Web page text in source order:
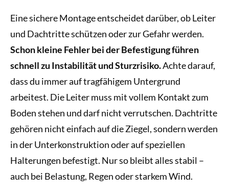
Eine sichere Montage entscheidet darüber, ob Leiter
und Dachtritte schützen oder zur Gefahr werden.
Schon kleine Fehler bei der Befestigung führen
schnell zu Instabilität und Sturzrisiko.Achte darauf,
dass du immer auf tragfähigem Untergrund
arbeitest. Die Leiter muss mit vollem Kontakt zum
Boden stehen und darf nicht verrutschen. Dachtritte
gehören nicht einfach auf die Ziegel, sondern werden
in der Unterkonstruktion oder auf speziellen
Halterungen befestigt. Nur so bleibt alles stabil –
auch bei Belastung, Regen oder starkem Wind.